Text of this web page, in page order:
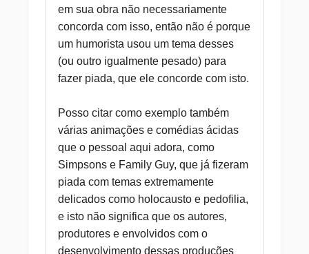
em sua obra não necessariamente
concorda com isso, então não é porque
um humorista usou um tema desses
(ou outro igualmente pesado) para
fazer piada, que ele concorde com isto.
Posso citar como exemplo também
várias animações e comédias ácidas
que o pessoal aqui adora, como
Simpsons e Family Guy, que já fizeram
piada com temas extremamente
delicados como holocausto e pedofilia,
e isto não significa que os autores,
produtores e envolvidos com o
desenvolvimento dessas produções